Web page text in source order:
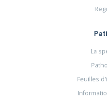
La
Feuilles